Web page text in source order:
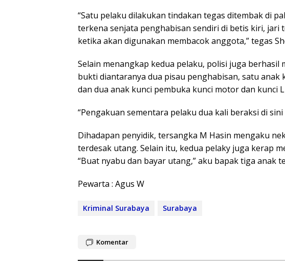
“Satu pelaku dilakukan tindakan tegas ditembak di
terkena senjata penghabisan sendiri di betis kiri,
ketika akan digunakan membacok anggota,” tegas
Selain menangkap kedua pelaku, polisi juga berhasil
bukti diantaranya dua pisau penghabisan, satu
dan dua anak kunci pembuka kunci motor dan kunci
“Pengakuan sementara pelaku dua kali beraksi di
Dihadapan penyidik, tersangka M Hasin mengaku
terdesak utang. Selain itu, kedua pelaky juga kerap
“Buat nyabu dan bayar utang,” aku bapak tiga anak
Pewarta : Agus W
Kriminal Surabaya Surabaya
Komentar